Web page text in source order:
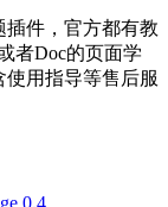
件，官方都有教
者Doc的页面学
用指导等售后服